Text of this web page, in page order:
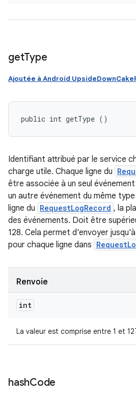
getType
Ajoutée à Android
public int getType ()
Identifiant attribué par le service
charge utile. Chaque ligne du
être associée à un seul
un autre événement du même
ligne du RequestLogRecord , la
des événements. Doit être
128. Cela permet d'envoyer
pour chaque ligne dans
Renvoie
int
La valeur est comprise entre 1 et
hashCode